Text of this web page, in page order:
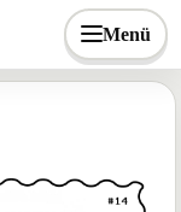
Menü